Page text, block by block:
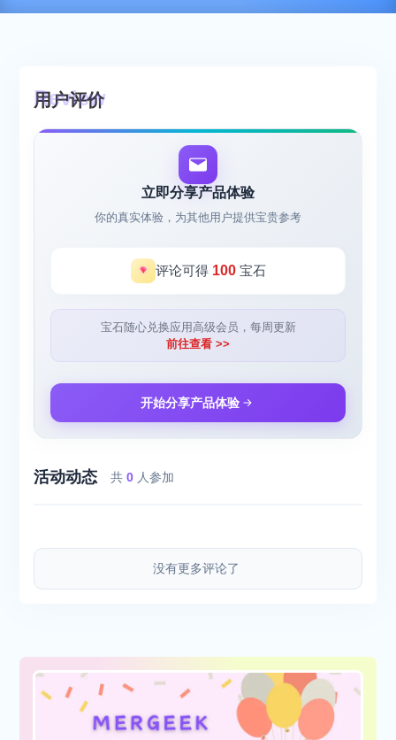
用户评价
立即分享产品体验
你的真实体验，为其他用户提供宝贵参考
评论可得 100宝石
宝石随心兑换应用高级会员，每周更新
前往查看 >>
开始分享产品体验
活动动态 共0 人参加
没有更多评论了